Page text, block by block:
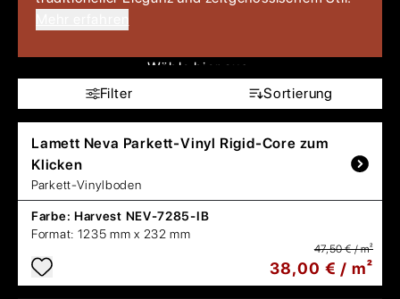
Wähle hier aus:
Filter
Sortierung
Lamett Neva Parkett-Vinyl Rigid-Core zum
Klicken
Parkett-Vinylboden
Farbe: Harvest NEV-7285-IB
Format: 1235 mm x 232 mm
47,50 € / m²
38,00 € / m²